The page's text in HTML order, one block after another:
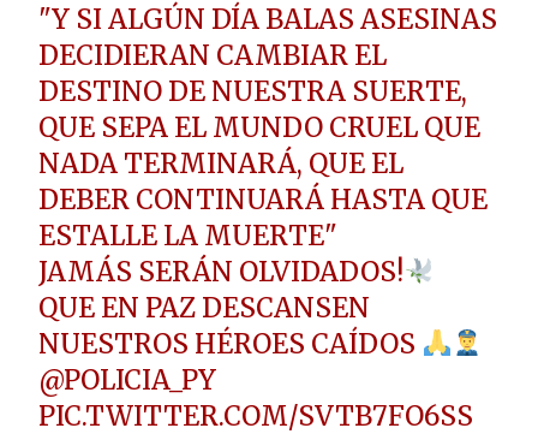
"Y SI ALGÚN DÍA BALAS ASESINAS
DECIDIERAN CAMBIAR EL
DESTINO DE NUESTRA SUERTE,
QUE SEPA EL MUNDO CRUEL QUE
NADA TERMINARÁ, QUE EL
DEBER CONTINUARÁ HASTA QUE
ESTALLE LA MUERTE"
JAMÁS SERÁN OLVIDADOS!
QUE EN PAZ DESCANSEN
NUESTROS HÉROES CAÍDOS
@POLICIA_PY
PIC.TWITTER.COM/SVTB7FO6SS